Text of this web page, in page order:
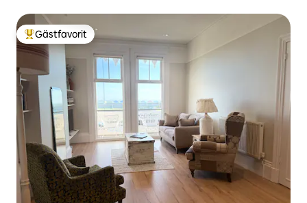
Populär gästfavorit
Gästfavorit